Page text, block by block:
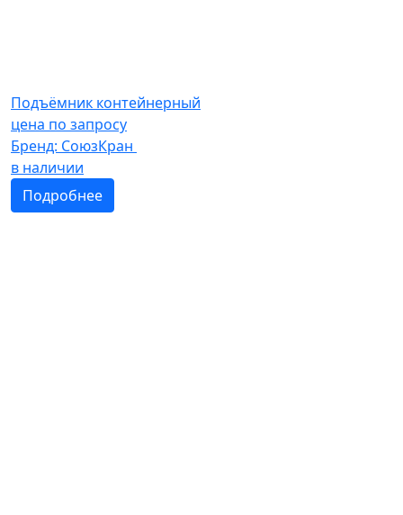
Подъёмник контейнерный
цена по запросу
Бренд: СоюзКран
в наличии
Подробнее